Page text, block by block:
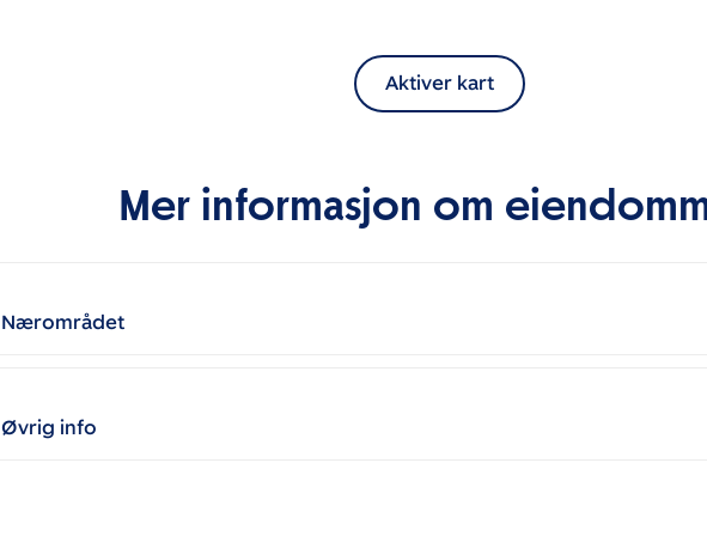
Aktiver kart
Mer informasjon om
Nærområdet
Øvrig info